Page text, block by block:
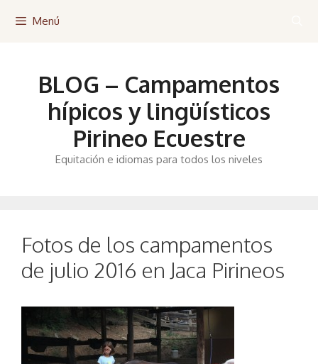
Menú
BLOG – Campamentos
hípicos y lingüísticos
Pirineo Ecuestre
Equitación e idiomas para todos los niveles
Fotos de los campamentos
de julio 2016 en Jaca Pirineos